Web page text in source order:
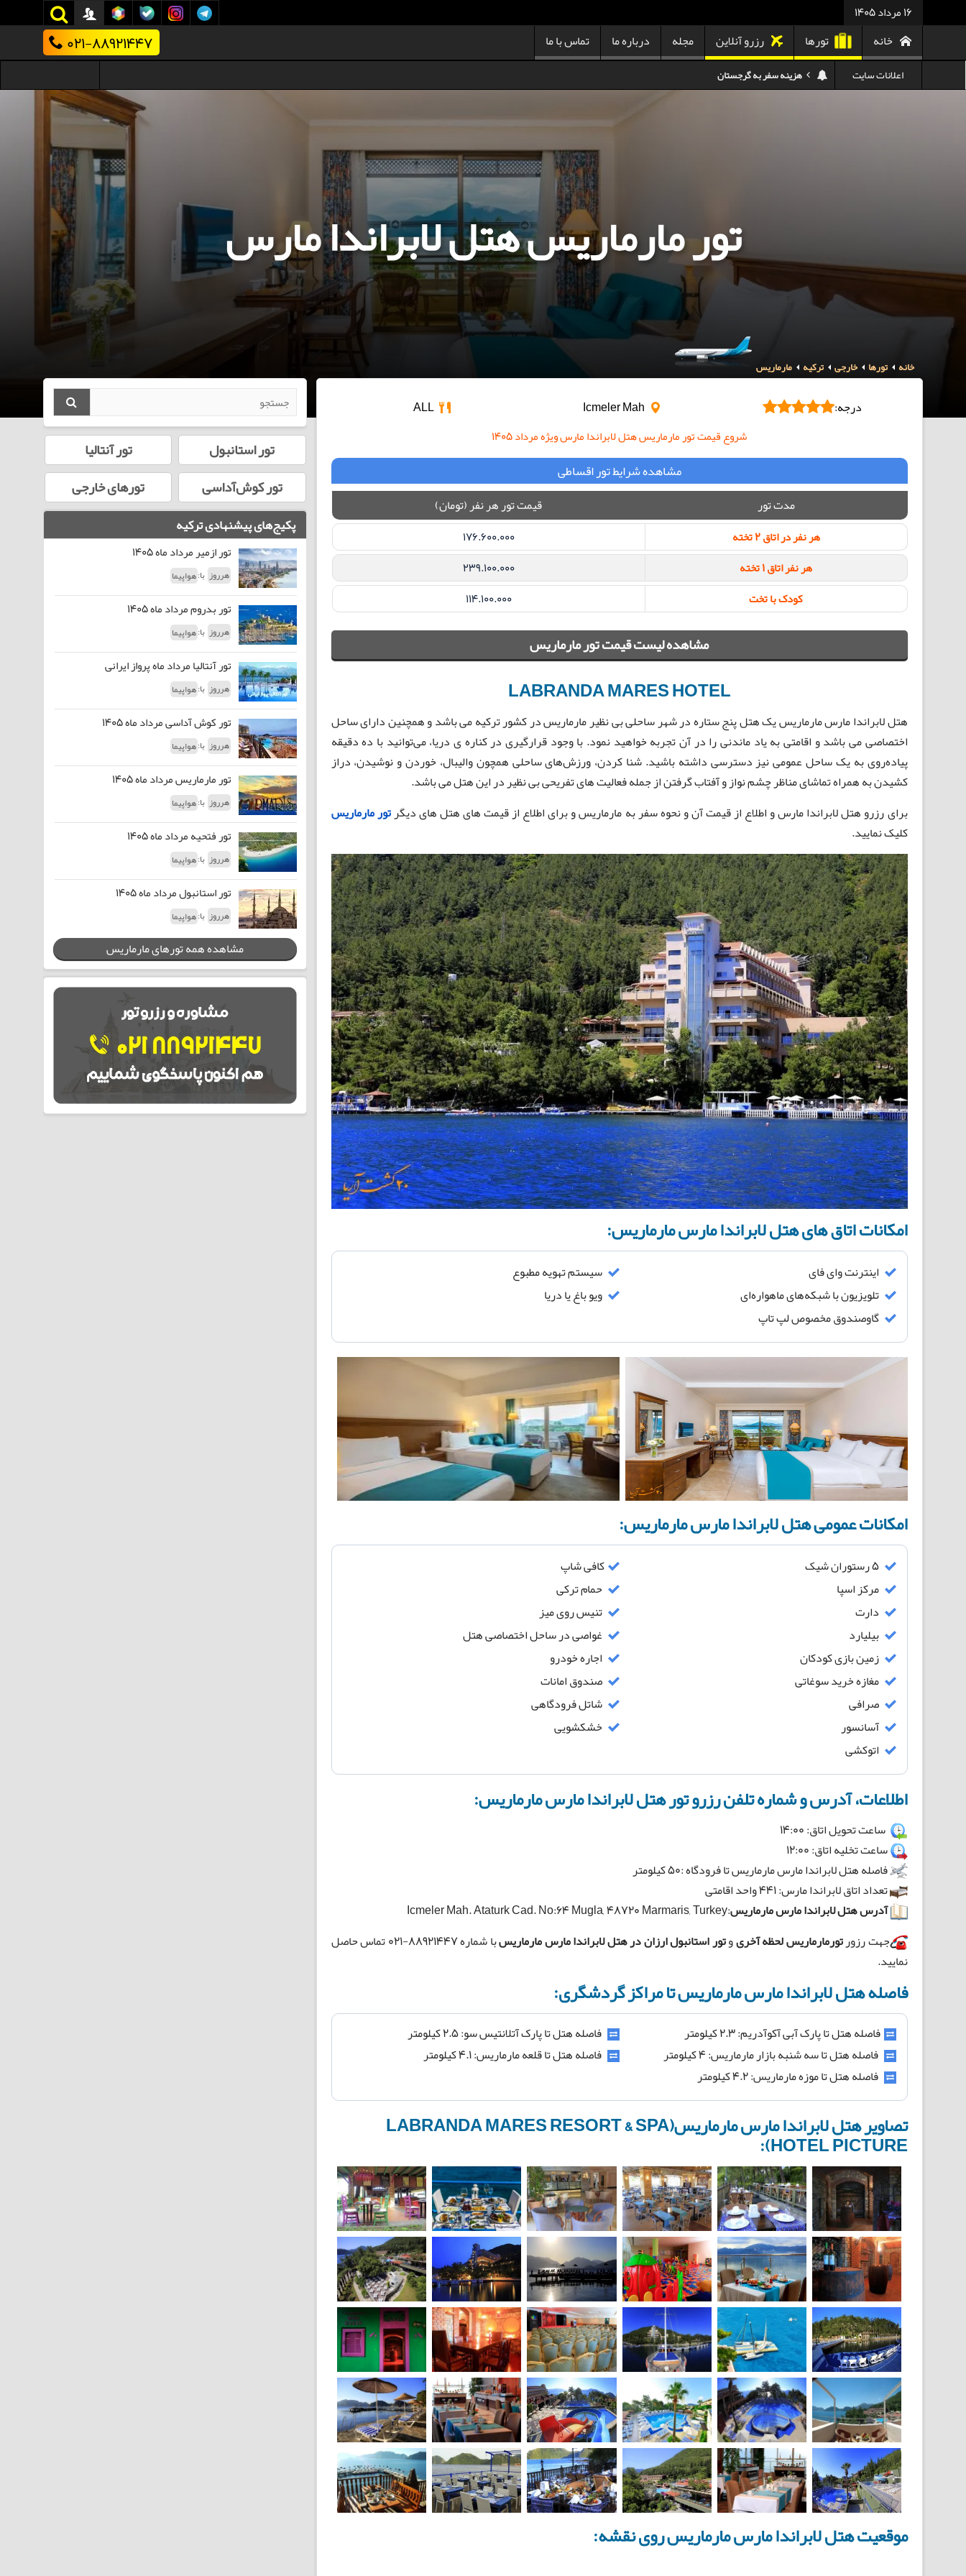
16 مرداد 1405
خانه تورها رزرو آنلاین مجله درباره ما تماس با ما 021-88921447
اعلانات سایت
هزینه سفر به تایلند
هزینه سفر به گرجستانتور مارماریس هتل لابراندا مارس
خانه تورها خارجی ترکیه مارماریس
درجه: ALL
شروع قیمت تور مارماریس هتل لابراندا مارس ویژه مرداد ۱۴۰۵
مشاهده شرایط تور اقساطی
مدت تور قیمت تور هر نفر (تومان)
هر نفر در اتاق 2 تخته
176.600.000
هر نفر اتاق 1 تخته
239.100.000
کودک با تخت
114.100.000
مشاهده لیست قیمت تور مارماریس
LABRANDA MARES HOTEL
هتل لابراندا مارس مارماریس یک هتل پنج ستاره در شهر ساحلی بی نظیر مارماریس در کشور ترکیه می باشد و همچنین دارای ساحل
اختصاصی می باشد و اقامتی به یاد ماندنی را در آن تجربه خواهید نمود. با وجود قرارگیری در کناره ی دریا، می‌توانید با ده دقیقه
پیاده‌روی به یک ساحل عمومی نیز دسترسی داشته باشید. شنا کردن، ورزش‌های ساحلی همچون والیبال، خوردن و نوشیدن، دراز
کشیدن به همراه تماشای مناظر چشم نواز و آفتاب گرفتن از جمله فعالیت های تفریحی بی نظیر در این هتل می باشد.
برای رزرو هتل لابراندا مارس و اطلاع از قیمت آن و نحوه سفر به مارماریس و برای اطلاع از قیمت های هتل های دیگرتور مارماریس
کلیک نمایید.
امکانات اتاق های هتل لابراندا مارس مارماریس:
اینترنت وای فای
سیستم تهویه مطبوع
تلویزیون‌ با شبکه‌های ماهواره‌ای
ویو باغ یا دریا
گاوصندوق مخصوص لپ تاپ
امکانات عمومی هتل لابراندا مارس مارماریس:
۵ رستوران شیک
کافی شاپ
مرکز اسپا
حمام ترکی
دارت
تنیس روی میز
بیلیارد
غواصی در ساحل اختصاصی هتل
زمین بازی کودکان
اجاره خودرو
مغازه خرید سوغاتی
صندوق امانات
صرافی
شاتل فرودگاهی
آسانسور
خشکشویی
اتوکشی
اطلاعات، آدرس و شماره تلفن رزرو تور هتل لابراندا مارس مارماریس:
ساعت تحویل اتاق: 14:00
ساعت تخلیه اتاق: 12:00
فاصله هتل لابراندا مارس مارماریس تا فرودگاه :50 کیلومتر
تعداد اتاق لابراندا مارس: 441 واحد اقامتی
آدرس هتل لابراندا مارس مارماریس:Icmeler Mah. Ataturk Cad. No:64 Mugla, 48720 Marmaris, Turkey
جهت رزورتورمارماریس لحظه آخریوتور استانبول ارزان درهتل لابراندا مارس مارماریس
با شماره 88921447-021 تماس حاصل
نمایید.
فاصله هتل لابراندا مارس مارماریس تا مراکز گردشگری:
فاصله هتل تا پارک آبی آکوآ‌دریم: ۲.۳ کیلومتر
فاصله هتل تا پارک آتلانتیس سو: ۲.۵ کیلومتر
فاصله هتل تا سه شنبه بازار مارماریس: ۴ کیلومتر
فاصله هتل تا قلعه مارماریس: ۴.۱ کیلومتر
فاصله هتل تا موزه مارماریس: ۴.۲ کیلومتر
تصاویر هتل لابراندا مارس مارماریس(LABRANDA MARES RESORT & SPA
HOTEL PICTURE):
موقعیت هتل لابراندا مارس مارماریس روی نقشه:
تور استانبول
تور آنتالیا
تور کوش‌آداسی
تورهای خارجی
پکیج‌های پیشنهادی ترکیه
تور ازمیر مرداد ماه 1405
هرروز با:هواپیما
تور بدروم مرداد ماه 1405
هرروز با:هواپیما
تور آنتالیا مرداد ماه پرواز ایرانی
هرروز با:هواپیما
تور کوش آداسی مرداد ماه 1405
هرروز با:هواپیما
تور مارماریس مرداد ماه 1405
هرروز با:هواپیما
تور فتحیه مرداد ماه 1405
هرروز با:هواپیما
تور استانبول مرداد ماه 1405
هرروز با:هواپیما
مشاهده همه تورهای مارماریس